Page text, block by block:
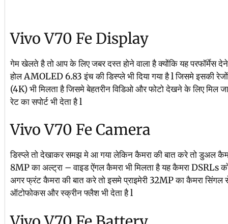
Vivo V70 Fe Display
गेम खेलते है तो आप के लिए जबर दस्त होने वाला है क्योंकि यह परफॉर्मेस
होल AMOLED 6.83 इंच की डिस्प्ले भी दिया गया है l जिसमे इसकी
(4K) भी मिलता है जिसमे बेहतरीन विडिओ और फोटो देखने के लिए मिल
रेट का सपोर्ट भी देता है l
Vivo V70 Fe Camera
डिस्प्ले तो देखाकर समझ मे आ गया लेकिन कैमरा की बात करे तो डुअल
8MP का अल्ट्रा – वाइड ऐंगल कैमरा भी मिलता है यह कैमरा DSRLs
अगर फ्रंट कैमरा की बात करे तो इसमे प्राइमेरी 32MP का कैमरा
ऑटोफोकस और स्क्रीन फ्लैश भी देता है l